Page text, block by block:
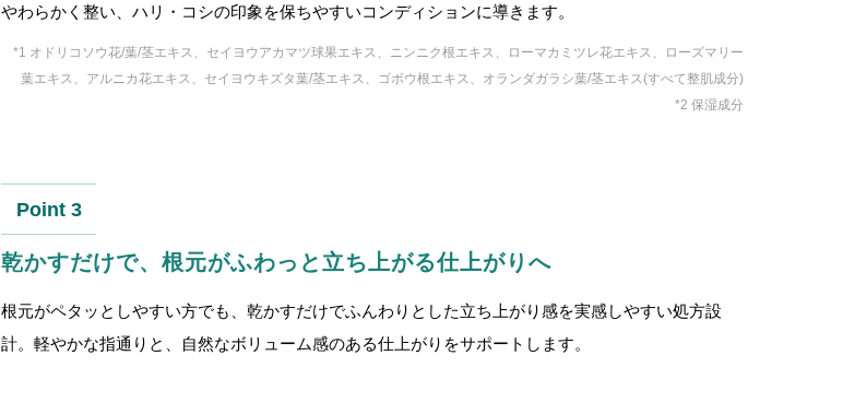
やわらかく整い、ハリ・コシの印象を保ちやすいコンディションに導きます。
*1 オドリコソウ花/葉/茎エキス、セイヨウアカマツ球果エキス、ニンニク根エキス、ローマカミツレ花エキス、ローズマリー
葉エキス、アルニカ花エキス、セイヨウキズタ葉/茎エキス、ゴボウ根エキス、オランダガラシ葉/茎エキス(すべて整肌成分)
*2 保湿成分
Point 3
乾かすだけで、根元がふわっと立ち上がる仕上がりへ
根元がペタッとしやすい方でも、乾かすだけでふんわりとした立ち上がり感を実感しやすい処方設
計。軽やかな指通りと、自然なボリューム感のある仕上がりをサポートします。